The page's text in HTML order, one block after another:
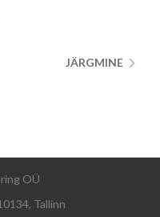
JÄRGMINE
OÜ
Tallinn